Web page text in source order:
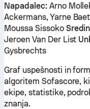
Napadalec:Arno
Ackermans, Yarne
Moussa Sissoko
Jeroen Van Der List
Gysbrechts
Graf uspešnosti in
algoritem Sofascore,
ekipe, statistike,
znanja.